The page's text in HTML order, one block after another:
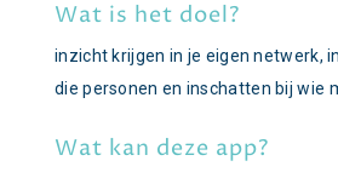
Wat is het doel?
inzicht krijgen in je eigen netwerk,
die personen en inschatten bij wie
Wat kan deze app?